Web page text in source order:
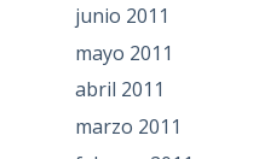
junio 2011
mayo 2011
abril 2011
marzo 2011